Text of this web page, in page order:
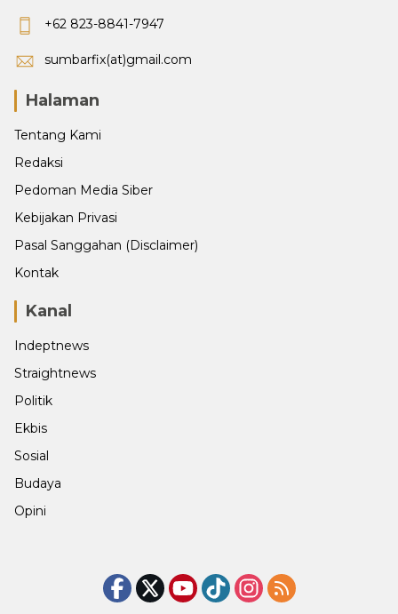
+62 823-8841-7947
sumbarfix(at)gmail.com
Halaman
Tentang Kami
Redaksi
Pedoman Media Siber
Kebijakan Privasi
Pasal Sanggahan (Disclaimer)
Kontak
Kanal
Indeptnews
Straightnews
Politik
Ekbis
Sosial
Budaya
Opini